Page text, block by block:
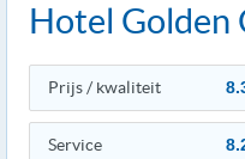
Hotel Golden
Prijs / kwaliteit
Service